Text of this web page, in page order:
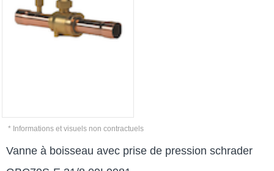
* Informations et visuels non contractuels
Vanne à boisseau avec prise de pression schrader